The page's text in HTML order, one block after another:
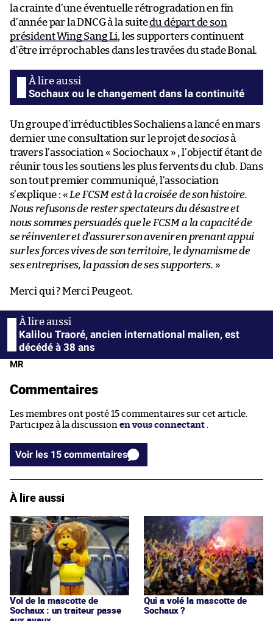
la crainte d’une éventuelle rétrogradation en fin
d’année par la DNCG à la suitedu départ de son
président Wing Sang Li, les supporters continuent
d’être irréprochables dans les travées du stade Bonal.
Sochaux ou le changement dans la continuité
Un groupe d’irréductibles Sochaliens a lancé en mars
dernier une consultation sur le projet desociosà
travers l’association « Sociochaux » , l’objectif étant de
réunir tous les soutiens les plus fervents du club. Dans
son tout premier communiqué, l’association
s’explique : « Le FCSM est à la croisée de son histoire.
Nous refusons de rester spectateurs du désastre et
nous sommes persuadés que le FCSM a la capacité de
se réinventer et d’assurer son avenir en prenant appui
sur les forces vives de son territoire, le dynamisme de
ses entreprises, la passion de ses supporters. »
Merci qui ? Merci Peugeot.
Kalilou Traoré, ancien international malien, est
décédé à 38 ans
MR
Commentaires
Les membres ont posté 15 commentaires sur cet article.
Participez à la discussion en vous connectant
Voir les 15 commentaires
À lire aussi
Vol de la mascotte de
Sochaux : un traiteur passe
Qui a volé la mascotte de
Sochaux ?